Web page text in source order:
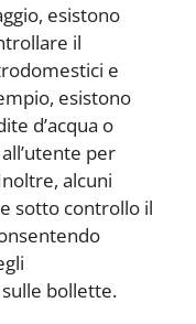
esistono
il
e
esistono
d’acqua o
per
alcuni
sotto controllo il
bollette.